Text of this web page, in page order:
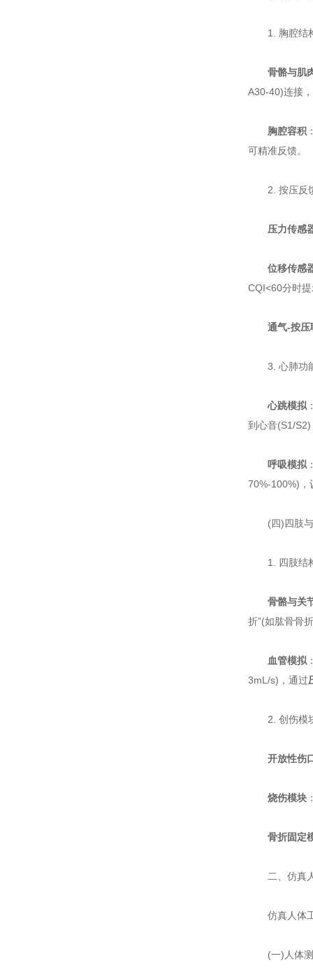
1. 胸腔结
骨骼与肌
A30-40)连接
胸腔容积
可精准反馈。
2. 按压反馈
压力传感
位移传感
CQI<60分时提
通气-按压
3. 心肺功
心跳模拟
到心音(S1/S2)
呼吸模拟
70%-100%)，
(四)四肢与
1. 四肢结
骨骼与关
折”(如肱骨骨
血管模拟
3mL/s)，通过
2. 创伤模
开放性伤
烧伤模块
骨折固定
二、仿真人
仿真人体工
(一)人体测